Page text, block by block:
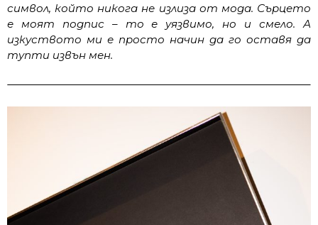
символ, който никога не излиза от мода. Сърцето
е моят подпис – то е уязвимо, но и смело. А
изкуството ми е просто начин да го оставя да
тупти извън мен.